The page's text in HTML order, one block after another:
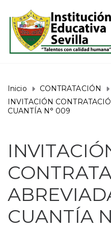
Inicio
CONTRATACIÓN
INVITACIÓN
CUANTÍA N° 009
CUANTÍA